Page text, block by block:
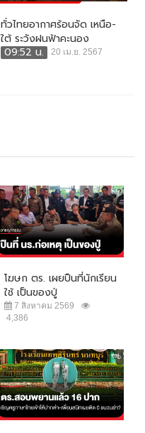
ทั่วไทยอากาศร้อนจัด เหนือ-
ใต้ ระวังฝนฟ้าคะนอง
09:52 น.
20 เม.ย. 2567
โฆษก ตร. เผยปืนที่นักเรียน
ใช้ เป็นของปู่
7 สิงหาคม 2569
4,386